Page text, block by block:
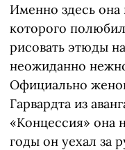
Именно здесь
которого
рисовать этюды
неожиданно
Официально
Гарвардта из
«Концессия» она
годы он уехал за